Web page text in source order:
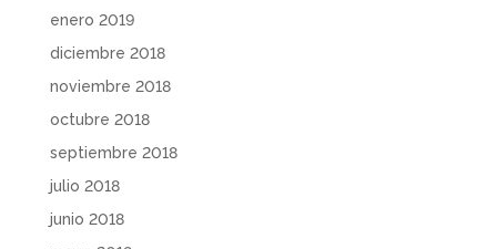
enero 2019
diciembre 2018
noviembre 2018
octubre 2018
septiembre 2018
julio 2018
junio 2018